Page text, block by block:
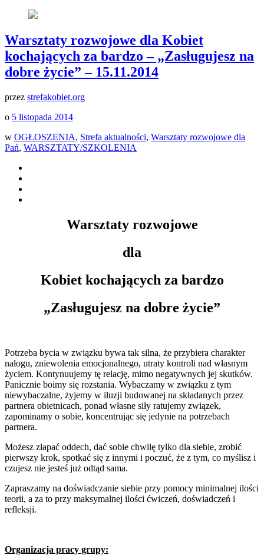
Warsztaty rozwojowe dla Kobiet
kochających za bardzo – „Zasługujesz na
dobre życie” – 15.11.2014
przez strefakobiet.org
o 5 listopada 2014
w OGŁOSZENIA, Strefa aktualności, Warsztaty rozwojowe dla
Pań, WARSZTATY/SZKOLENIA
Warsztaty rozwojowe
dla
Kobiet kochających za bardzo
„Zasługujesz na dobre życie”
Potrzeba bycia w związku bywa tak silna, że przybiera charakter
nałogu, zniewolenia emocjonalnego, utraty kontroli nad własnym
życiem. Kontynuujemy tę relację, mimo negatywnych jej skutków.
Panicznie boimy się rozstania. Wybaczamy w związku z tym
niewybaczalne, żyjemy w iluzji budowanej na składanych przez
partnera obietnicach, ponad własne siły ratujemy związek,
zapominamy o sobie, koncentrując się jedynie na potrzebach
partnera.
Możesz złapać oddech, dać sobie chwilę tylko dla siebie, zrobić
pierwszy krok, spotkać się z innymi i poczuć, że z tym, co myślisz i
czujesz nie jesteś już odtąd sama.
Zapraszamy na doświadczanie siebie przy pomocy minimalnej ilości
teorii, a za to przy maksymalnej ilości ćwiczeń, doświadczeń i
refleksji.
Organizacja pracy grupy: